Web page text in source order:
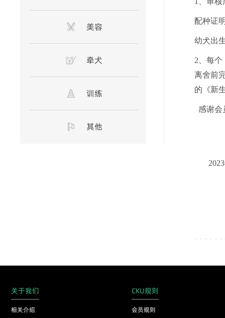
美容
牵犬
训练
其他
配种证
幼犬出
2、 每个
离舍前
的 《新
感谢会
关于我们
相关介绍
CKU规则
会员规则